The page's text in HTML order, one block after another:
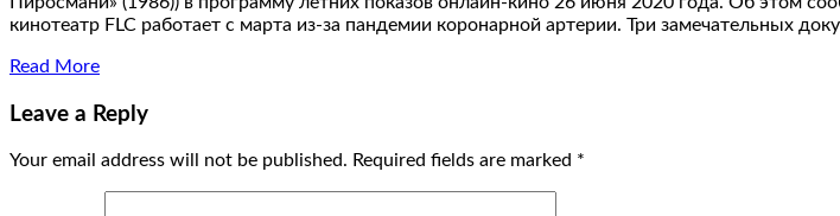
кинотеатр FLC работает с марта из-за пандемии коронарной артерии. Три замечательных
Read More
Leave a Reply
Your email address will not be published. Required fields are marked *